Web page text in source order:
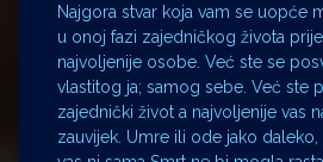
Najgora stvar koja vam se uopće
u onoj fazi zajedničkog života
najvoljenije osobe. Već ste se
vlastitog ja; samog sebe. Već ste
zajednički život a najvoljenije vas
zauvijek. Umre ili ode jako